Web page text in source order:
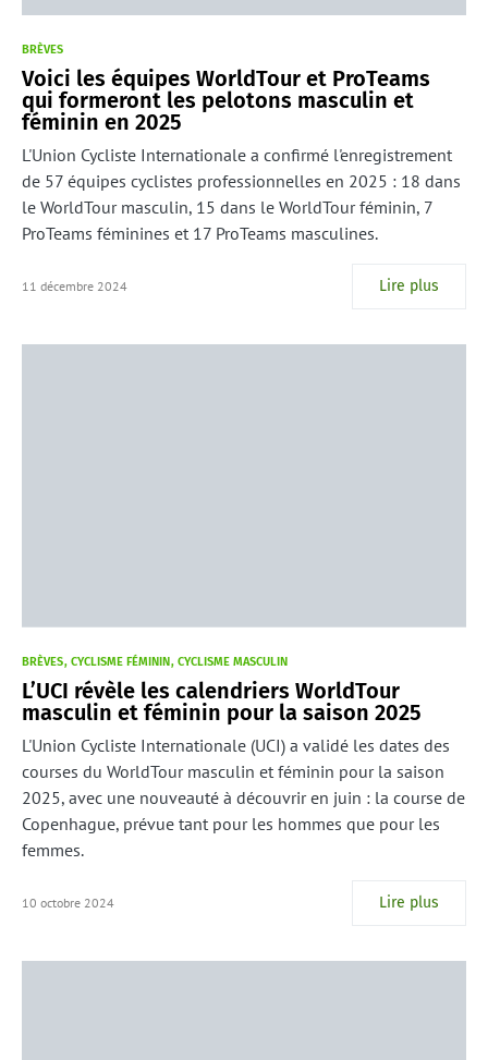
BRÈVES
Voici les équipes WorldTour et ProTeams
qui formeront les pelotons masculin et
féminin en 2025
L'Union Cycliste Internationale a confirmé l'enregistrement
de 57 équipes cyclistes professionnelles en 2025 : 18 dans
le WorldTour masculin, 15 dans le WorldTour féminin, 7
ProTeams féminines et 17 ProTeams masculines.
11 décembre 2024 Lire plus
BRÈVES CYCLISME FÉMININ CYCLISME MASCULIN
L’UCI révèle les calendriers WorldTour
masculin et féminin pour la saison 2025
L'Union Cycliste Internationale (UCI) a validé les dates des
courses du WorldTour masculin et féminin pour la saison
2025, avec une nouveauté à découvrir en juin : la course de
Copenhague, prévue tant pour les hommes que pour les
femmes.
10 octobre 2024 Lire plus